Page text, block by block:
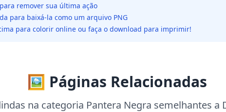
remover sua última ação
para baixá-la como um arquivo PNG
para colorir online ou faça o download para imprimir!
🖼️ Páginas Relacionadas
na categoria Pantera Negra semelhantes a